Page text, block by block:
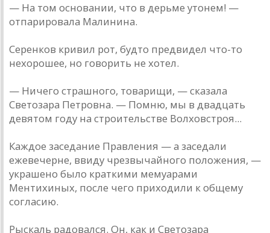
— На том основании, что в дерьме утонем! —
отпарировала Малинина.
Серенков кривил рот, будто предвидел что-то
нехорошее, но говорить не хотел.
— Ничего страшного, товарищи, — сказала
Светозара Петровна. — Помню, мы в двадцать
девятом году на строительстве Волховстроя...
Каждое заседание Правления — а заседали
ежевечерне, ввиду чрезвычайного положения, —
украшено было краткими мемуарами
Ментихиных, после чего приходили к общему
согласию.
Рыскаль радовался. Он, как и Светозара